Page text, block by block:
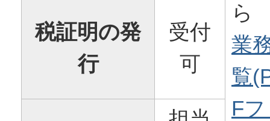
ら
業
覧
F
税証明の発
行
受付
可